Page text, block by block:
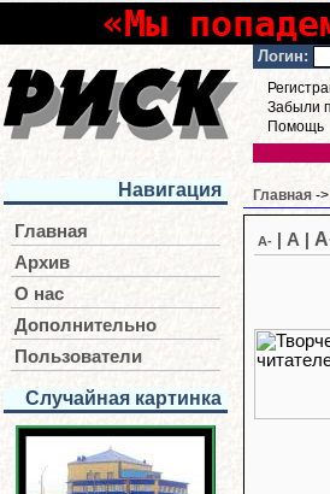
«Мы
Логин:
Забыли
Помощь
Навигация
Главная
Архив
О нас
Дополнительно
Пользователи
Случайная картинка
Главная ->
A- A